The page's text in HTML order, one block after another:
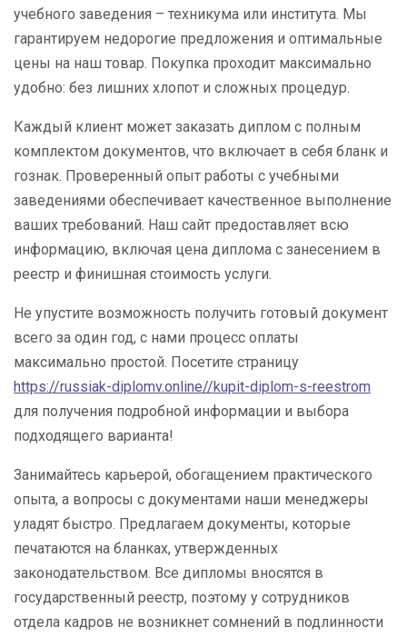
учебного заведения – техникума или института. Мы
гарантируем недорогие предложения и оптимальные
цены на наш товар. Покупка проходит максимально
удобно: без лишних хлопот и сложных процедур.
Каждый клиент может заказать диплом с полным
комплектом документов, что включает в себя бланк и
гознак. Проверенный опыт работы с учебными
заведениями обеспечивает качественное выполнение
ваших требований. Наш сайт предоставляет всю
информацию, включая цена диплома с занесением в
реестр и финишная стоимость услуги.
Не упустите возможность получить готовый документ
всего за один год, с нами процесс оплаты
максимально простой. Посетите страницу
https://russiak-diplomv.online//kupit-diplom-s-reestrom
для получения подробной информации и выбора
подходящего варианта!
Занимайтесь карьерой, обогащением практического
опыта, а вопросы с документами наши менеджеры
уладят быстро. Предлагаем документы, которые
печатаются на бланках, утвержденных
законодательством. Все дипломы вносятся в
государственный реестр, поэтому у сотрудников
отдела кадров не возникнет сомнений в подлинности